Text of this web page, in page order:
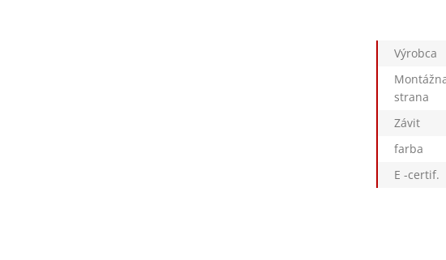
Výrobca
strana
Závit
farba
E -certif.